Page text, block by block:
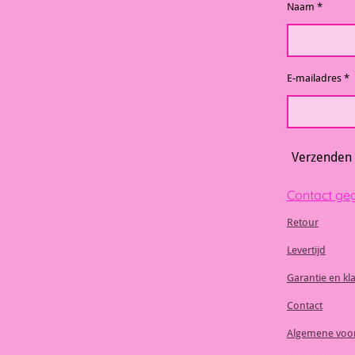
Naam *
E-mailadres *
Verzenden
Contact
Retour
Levertijd
Garantie en
Contact
Algemene